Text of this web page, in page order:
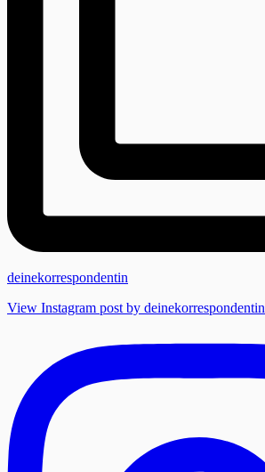
deinekorrespondentin
View Instagram post by deinekorrespondentin